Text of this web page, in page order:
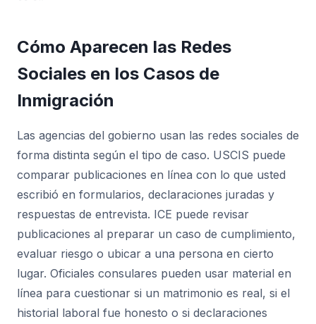
Cómo Aparecen las Redes
Sociales en los Casos de
Inmigración
Las agencias del gobierno usan las redes sociales de
forma distinta según el tipo de caso. USCIS puede
comparar publicaciones en línea con lo que usted
escribió en formularios, declaraciones juradas y
respuestas de entrevista. ICE puede revisar
publicaciones al preparar un caso de cumplimiento,
evaluar riesgo o ubicar a una persona en cierto
lugar. Oficiales consulares pueden usar material en
línea para cuestionar si un matrimonio es real, si el
historial laboral fue honesto o si declaraciones